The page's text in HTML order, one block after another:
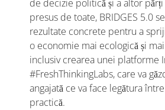
de decizie politică și a altor
presus de toate, BRIDGES 5.0
rezultate concrete pentru a
o economie mai ecologică și
inclusiv crearea unei platforme
#FreshThinkingLabs, care va
angajată ce va face legătura
practică.